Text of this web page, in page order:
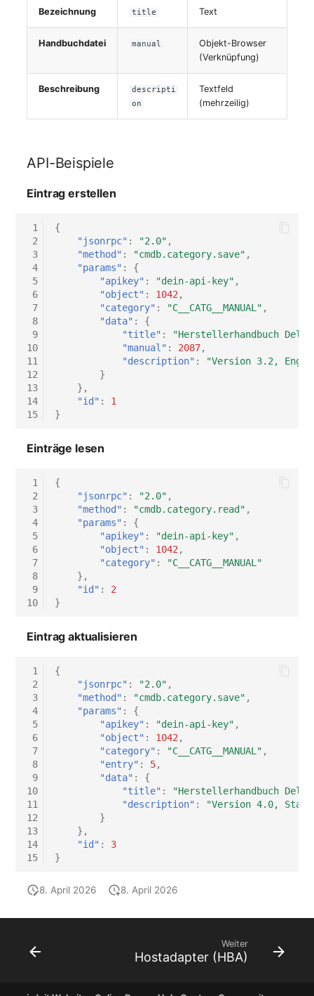
Switch
Systemdienst
Telefonanlage
Unterbrechungsfreie
Verstärker
Verteilerkasten
Vertrag
Virtueller Client
Virtueller Host
Virtueller Server
VoIP-Telefon
VRRP
VRRP/HSRP Cluster
WAN-Leitung
Wireless Access Point
Bezeichnung title Text
Handbuchdatei manual
Objekt-Browser
(Verknüpfung)
Beschreibung
descripti
on
Textfeld
(mehrzeilig)
API-Beispiele
Eintrag erstellen
1
2
3
4
5
6
7
8
9
10
11
12
13
14
15
{
"jsonrpc" : "2.0" ,
"method" : "cmdb.category.save" ,
"params" :
{
"apikey" : "dein-api-key" ,
"object" : 1042 ,
"category" : "C__CATG__MANUAL" ,
"data" :
{
"title" :
"Herstellerhandbuch Dell
"manual" : 2087,
"description" :
"Version 3.2,
}
},
"id" :
1
}
Einträge lesen
1
2
3
4
5
6
7
8
9
10
{
"jsonrpc" : "2.0" ,
"method" : "cmdb.category.read" ,
"params" :
{
"apikey" : "dein-api-key" ,
"object" : 1042 ,
"category" :
"C__CATG__MANUAL"
},
"id" :
2
}
Eintrag aktualisieren
1
2
3
4
5
6
7
8
9
10
11
12
13
14
15
{
"jsonrpc" : "2.0" ,
"method" : "cmdb.category.save" ,
"params" :
{
"apikey" : "dein-api-key" ,
"object" : 1042 ,
"category" : "C__CATG__MANUAL" ,
"entry" : 5,
"data" :
{
"title" :
"Herstellerhandbuch Dell
"description" :
"Version 4.0,
}
},
"id" :
3
}
8. April 2026 8. April 2026
Weiter
Hostadapter (HBA)